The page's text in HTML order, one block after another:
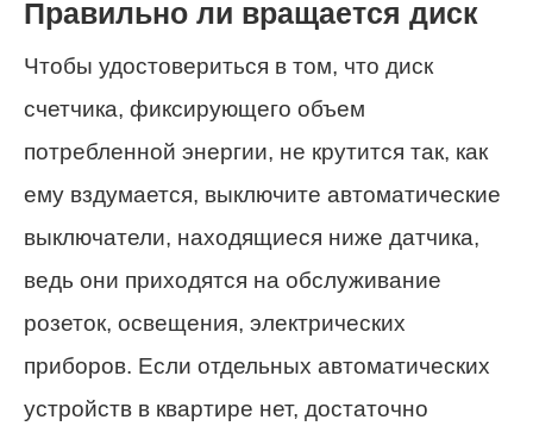
Правильно ли вращается диск
Чтобы удостовериться в том, что диск
счетчика, фиксирующего объем
потребленной энергии, не крутится так, как
ему вздумается, выключите автоматические
выключатели, находящиеся ниже датчика,
ведь они приходятся на обслуживание
розеток, освещения, электрических
приборов. Если отдельных автоматических
устройств в квартире нет, достаточно